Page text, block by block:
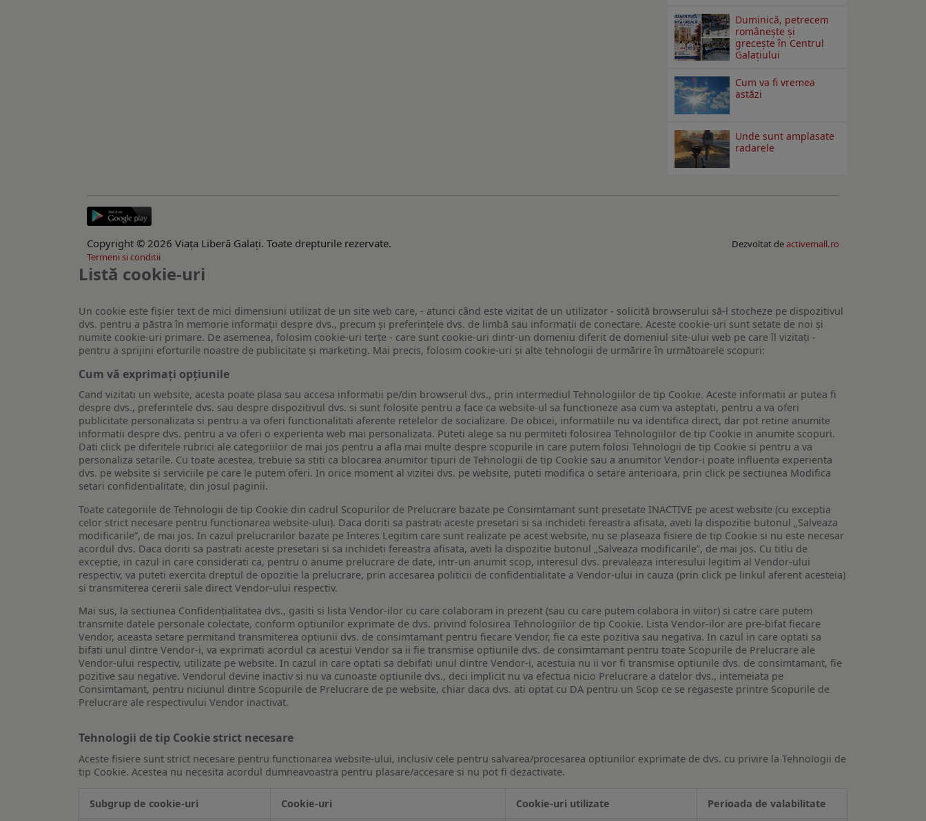
Duminică, petrecem
româneşte şi
greceşte în Centrul
Galaţiului
Cum va fi vremea
astăzi
Unde sunt amplasate
radarele
Copyright © 2026 Viaţa Liberă Galaţi. Toate drepturile rezervate. Dezvoltat deactivemall.ro
Termeni si conditii
Listă cookie-uri
Un cookie este fişier text de mici dimensiuni utilizat de un site web care, - atunci când este vizitat de un utilizator - solicită browserului să-l stocheze pe dispozitivul
dvs. pentru a păstra în memorie informații despre dvs., precum și preferințele dvs. de limbă sau informații de conectare. Aceste cookie-uri sunt setate de noi și
numite cookie-uri primare. De asemenea, folosim cookie-uri terțe - care sunt cookie-uri dintr-un domeniu diferit de domeniul site-ului web pe care îl vizitați -
pentru a sprijini eforturile noastre de publicitate și marketing. Mai precis, folosim cookie-uri și alte tehnologii de urmărire în următoarele scopuri:
Cum vă exprimați opțiunile
Cand vizitati un website, acesta poate plasa sau accesa informatii pe/din browserul dvs., prin intermediul Tehnologiilor de tip Cookie. Aceste informatii ar putea fi
despre dvs., preferintele dvs. sau despre dispozitivul dvs. si sunt folosite pentru a face ca website-ul sa functioneze asa cum va asteptati, pentru a va oferi
publicitate personalizata si pentru a va oferi functionalitati aferente retelelor de socializare. De obicei, informatiile nu va identifica direct, dar pot retine anumite
informatii despre dvs. pentru a va oferi o experienta web mai personalizata. Puteti alege sa nu permiteti folosirea Tehnologiilor de tip Cookie in anumite scopuri.
Dati click pe diferitele rubrici ale categoriilor de mai jos pentru a afla mai multe despre scopurile in care putem folosi Tehnologii de tip Cookie si pentru a va
personaliza setarile. Cu toate acestea, trebuie sa stiti ca blocarea anumitor tipuri de Tehnologii de tip Cookie sau a anumitor Vendor-i poate influenta experienta
dvs. pe website si serviciile pe care le putem oferi. In orice moment al vizitei dvs. pe website, puteti modifica o setare anterioara, prin click pe sectiunea Modifica
setari confidentialitate, din josul paginii.
Toate categoriile de Tehnologii de tip Cookie din cadrul Scopurilor de Prelucrare bazate pe Consimtamant sunt presetate INACTIVE pe acest website (cu exceptia
celor strict necesare pentru functionarea website-ului). Daca doriti sa pastrati aceste presetari si sa inchideti fereastra afisata, aveti la dispozitie butonul „Salveaza
modificarile”, de mai jos. In cazul prelucrarilor bazate pe Interes Legitim care sunt realizate pe acest website, nu se plaseaza fisiere de tip Cookie si nu este necesar
acordul dvs. Daca doriti sa pastrati aceste presetari si sa inchideti fereastra afisata, aveti la dispozitie butonul „Salveaza modificarile”, de mai jos. Cu titlu de
exceptie, in cazul in care considerati ca, pentru o anume prelucrare de date, intr-un anumit scop, interesul dvs. prevaleaza interesului legitim al Vendor-ului
respectiv, va puteti exercita dreptul de opozitie la prelucrare, prin accesarea politicii de confidentialitate a Vendor-ului in cauza (prin click pe linkul aferent acesteia)
si transmiterea cererii sale direct Vendor-ului respectiv.
Mai sus, la sectiunea Confidențialitatea dvs., gasiti si lista Vendor-ilor cu care colaboram in prezent (sau cu care putem colabora in viitor) si catre care putem
transmite datele personale colectate, conform optiunilor exprimate de dvs. privind folosirea Tehnologiilor de tip Cookie. Lista Vendor-ilor are pre-bifat fiecare
Vendor, aceasta setare permitand transmiterea optiunii dvs. de consimtamant pentru fiecare Vendor, fie ca este pozitiva sau negativa. In cazul in care optati sa
bifati unul dintre Vendor-i, va exprimati acordul ca acestui Vendor sa ii fie transmise optiunile dvs. de consimtamant pentru toate Scopurile de Prelucrare ale
Vendor-ului respectiv, utilizate pe website. In cazul in care optati sa debifati unul dintre Vendor-i, acestuia nu ii vor fi transmise optiunile dvs. de consimtamant, fie
pozitive sau negative. Vendorul devine inactiv si nu va cunoaste optiunile dvs., deci implicit nu va efectua nicio Prelucrare a datelor dvs., intemeiata pe
Consimtamant, pentru niciunul dintre Scopurile de Prelucrare de pe website, chiar daca dvs. ati optat cu DA pentru un Scop ce se regaseste printre Scopurile de
Prelucrare ale respectivului Vendor inactivat.
Tehnologii de tip Cookie strict necesare
Aceste fisiere sunt strict necesare pentru functionarea website-ului, inclusiv cele pentru salvarea/procesarea optiunilor exprimate de dvs. cu privire la Tehnologii de
tip Cookie. Acestea nu necesita acordul dumneavoastra pentru plasare/accesare si nu pot fi dezactivate.
Subgrup de cookie-uri Cookie-uri Cookie-uri utilizate Perioada de valabilitate